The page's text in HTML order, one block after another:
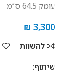
עומק 64.5 ס”מ
₪ 3,300
להשוות
שיתוף: